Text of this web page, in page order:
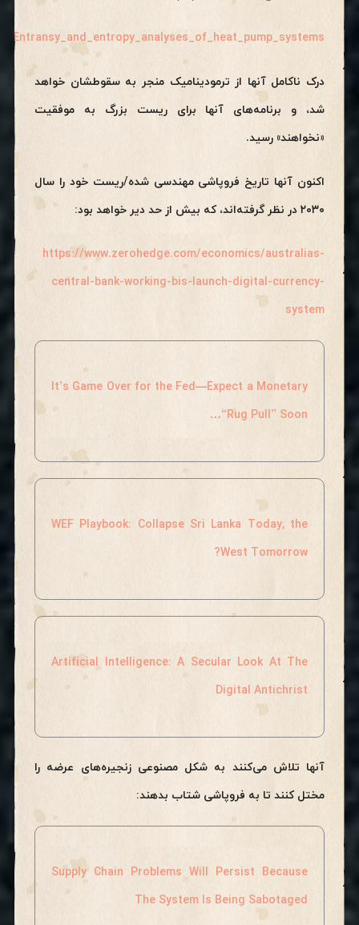
درک ناکامل آنها از ترمودینامیک منجر به سقوطشان خواهد
شد، و برنامه‌های آنها برای ریست بزرگ به موفقیت
«نخواهند» رسید.
اکنون آنها تاریخ فروپاشی مهندسی شده/ریست خود را سال
۲۰۳۰ در نظر گرفته‌اند، که بیش از حد دیر خواهد بود:
https://www.zerohedge.com/economics/australias-
central-bank-working-bis-launch-digital-currency-
system
It’s Game Over for the Fed—Expect a Monetary
“Rug Pull” Soon…
WEF Playbook: Collapse Sri Lanka Today, the
West Tomorrow?
Artificial Intelligence: A Secular Look At The
Digital Antichrist
آنها تلاش می‌کنند به شکل مصنوعی زنجیره‌های عرضه را
مختل کنند تا به فروپاشی شتاب بدهند:
Supply Chain Problems Will Persist Because
The System Is Being Sabotaged